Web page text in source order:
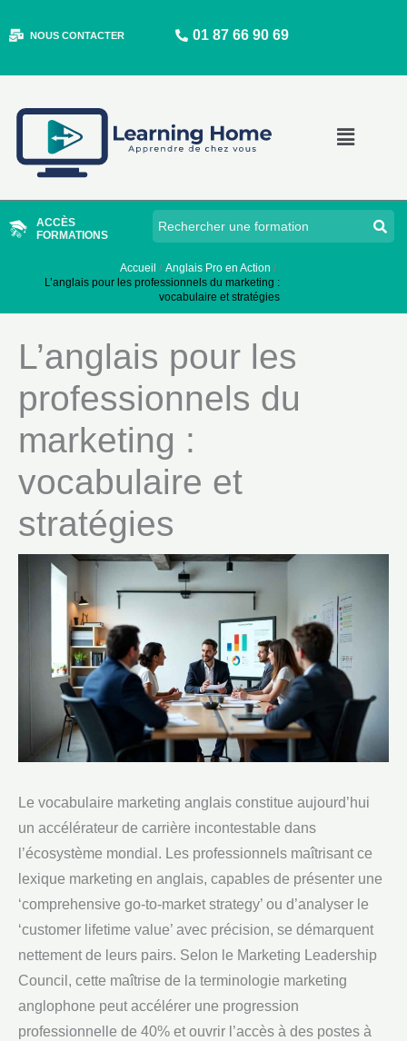
au
NOUS CONTACTER 01 87 66 90 69
Main
ACCÈS
FORMATIONS
Accueil
Anglais Pro en Action
L’anglais pour les professionnels du marketing :
vocabulaire et stratégies
L’anglais pour les
professionnels du
marketing :
vocabulaire et
stratégies
Le vocabulaire marketing anglais constitue aujourd’hui
un accélérateur de carrière incontestable dans
l’écosystème mondial. Les professionnels maîtrisant ce
lexique marketing en anglais, capables de présenter une
‘comprehensive go-to-market strategy’ ou d’analyser le
‘customer lifetime value’ avec précision, se démarquent
nettement de leurs pairs. Selon le Marketing Leadership
Council, cette maîtrise de la terminologie marketing
anglophone peut accélérer une progression
professionnelle de 40% et ouvrir l’accès à des postes à